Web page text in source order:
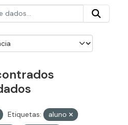
Etiquetas:
aluno